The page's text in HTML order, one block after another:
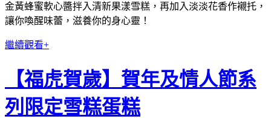
金黃蜂蜜軟心醬拌入清新果漾雪糕，再加入淡淡花香作襯托，
讓你喚醒味蕾，滋養你的身心靈！
繼續觀看+
【福虎賀歲】賀年及情人節系
列限定雪糕蛋糕